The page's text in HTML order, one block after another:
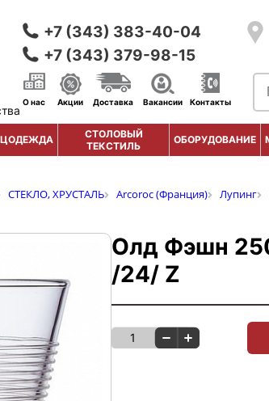
+7 (343) 383-40-04
+7 (343) 379-98-15
О нас Акции Доставка Вакансии Контакты
СТОЛОВЫЙ
ТЕКСТИЛЬ
ОБОРУДОВАНИЕ
СТЕКЛО, ХРУСТАЛЬ Arcoroc (Франция) Лупинг
Олд Фэшн
/24/ Z
1